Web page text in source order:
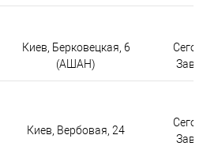
Киев, Берковецкая, 6
(АШАН)
Киев, Вербовая, 24